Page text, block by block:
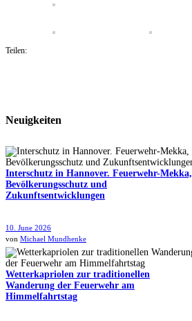
Teilen:
Neuigkeiten
Interschutz in Hannover. Feuerwehr-Mekka,
Bevölkerungsschutz und
Zukunftsentwicklungen
10. June 2026
von Michael Mundhenke
Wetterkapriolen zur traditionellen
Wanderung der Feuerwehr am
Himmelfahrtstag